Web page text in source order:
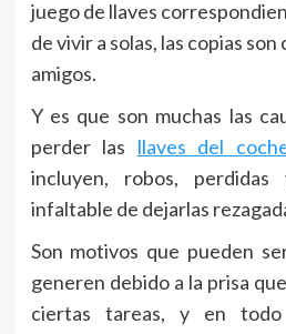
juego de llaves
de vivir a solas, las copias
amigos.
Y es que son muchas las
perder las llaves del
incluyen, robos,
infaltable de dejarlas
Son motivos que pueden
generen debido a la prisa
ciertas tareas, y en